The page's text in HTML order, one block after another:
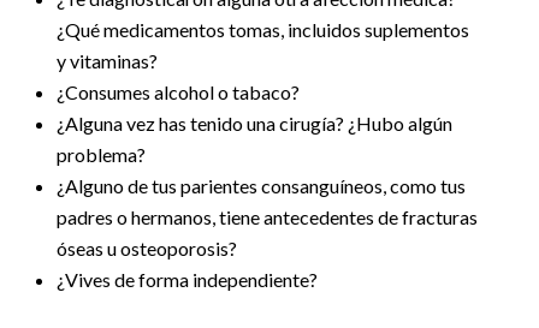
¿Qué medicamentos tomas, incluidos suplementos
y vitaminas?
¿Consumes alcohol o tabaco?
¿Alguna vez has tenido una cirugía? ¿Hubo algún
problema?
¿Alguno de tus parientes consanguíneos, como tus
padres o hermanos, tiene antecedentes de fracturas
óseas u osteoporosis?
¿Vives de forma independiente?